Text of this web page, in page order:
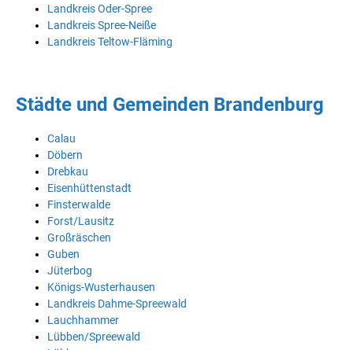
Landkreis Oder-Spree
Landkreis Spree-Neiße
Landkreis Teltow-Fläming
Städte und Gemeinden Brandenburg
Calau
Döbern
Drebkau
Eisenhüttenstadt
Finsterwalde
Forst/Lausitz
Großräschen
Guben
Jüterbog
Königs-Wusterhausen
Landkreis Dahme-Spreewald
Lauchhammer
Lübben/Spreewald